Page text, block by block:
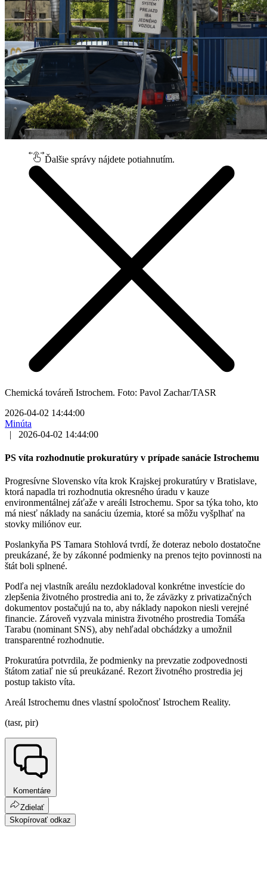
Ďalšie správy nájdete potiahnutím.
Chemická továreň Istrochem. Foto: Pavol Zachar/TASR
2026-04-02 14:44:00
Minúta
|
2026-04-02 14:44:00
PS víta rozhodnutie prokuratúry v prípade sanácie Istrochemu
Progresívne Slovensko víta krok Krajskej prokuratúry v Bratislave,
ktorá napadla tri rozhodnutia okresného úradu v kauze
environmentálnej záťaže v areáli Istrochemu. Spor sa týka toho, kto
má niesť náklady na sanáciu územia, ktoré sa môžu vyšplhať na
stovky miliónov eur.
Poslankyňa PS Tamara Stohlová tvrdí, že doteraz nebolo dostatočne
preukázané, že by zákonné podmienky na prenos tejto povinnosti na
štát boli splnené.
Podľa nej vlastník areálu nezdokladoval konkrétne investície do
zlepšenia životného prostredia ani to, že záväzky z privatizačných
dokumentov postačujú na to, aby náklady napokon niesli verejné
financie. Zároveň vyzvala ministra životného prostredia Tomáša
Tarabu (nominant SNS), aby nehľadal obchádzky a umožnil
transparentné rozhodnutie.
Prokuratúra potvrdila, že podmienky na prevzatie zodpovednosti
štátom zatiaľ nie sú preukázané. Rezort životného prostredia jej
postup takisto víta.
Areál Istrochemu dnes vlastní spoločnosť Istrochem Reality.
(tasr, pir)
Komentáre
Zdielať
Skopírovať odkaz